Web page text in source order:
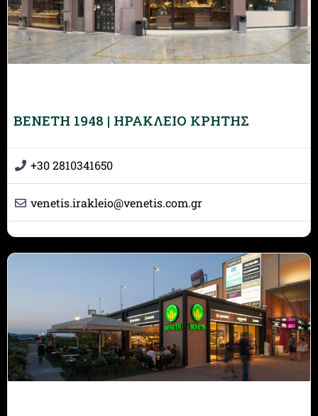
BENETH 1948 | ΗΡΑΚΛΕΙΟ ΚΡΗΤΗΣ
+30 2810341650
venetis.irakleio@venetis.com.gr